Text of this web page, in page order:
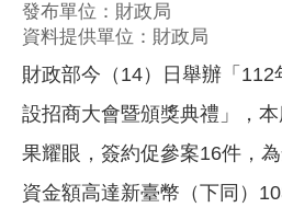
發布單位：財政局
資料提供單位：財政局
財政部今（14）日舉辦「
設招商大會暨頒獎典禮」，
果耀眼，簽約促參案16件，
資金額高達新臺幣（下同）